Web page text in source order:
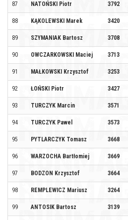
87 NATOŃSKI Piotr 3792
88 KĄKOLEWSKI Marek 3420
89 SZYMANIAK Bartosz 3708
90 OWCZARKOWSKI Maciej 3713
91 MAŁKOWSKI Krzysztof 3253
92 ŁOŃSKI Piotr 3427
93 TURCZYK Marcin 3571
94 TURCZYK Pawel 3573
95 PYTLARCZYK Tomasz 3668
96 WARZOCHA Bartłomiej 3669
97 BODZON Krzysztof 3664
98 REMPLEWICZ Mariusz 3264
99 ANTOSIK Bartosz 3139